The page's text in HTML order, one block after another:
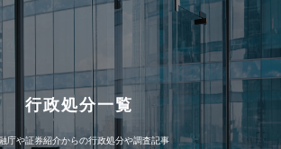
行政処分一覧
庁や証券紹介からの行政処分や調査記事